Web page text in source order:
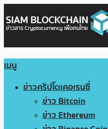
เมนู
ข่าวคริปโตเคอเรนซี่
ข่าว Bitcoin
ข่าว Ethereum